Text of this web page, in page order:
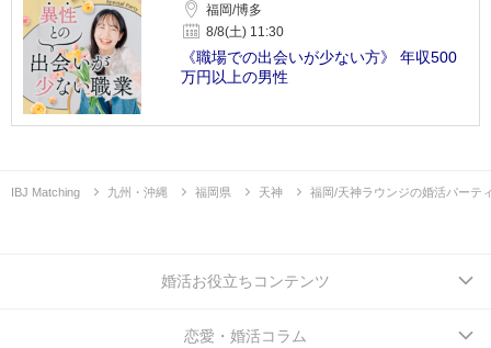
福岡/博多
8/8(土) 11:30
《職場での出会いが少ない方》 年収500
万円以上の男性
IBJ Matching 九州・沖縄 福岡県 天神 福岡/天神ラウンジの婚活パーテ
婚活お役立ちコンテンツ
恋愛・婚活コラム